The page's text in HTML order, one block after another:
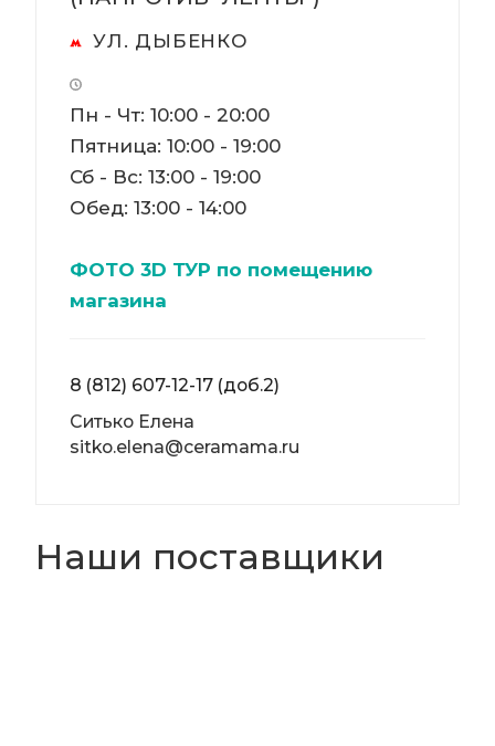
УЛ. ДЫБЕНКО
Пн - Чт: 10:00 - 20:00
Пятница: 10:00 - 19:00
Сб - Вс: 13:00 - 19:00
Обед: 13:00 - 14:00
ФОТО 3D ТУР по помещению
магазина
8 (812) 607-12-17 (доб.2)
Ситько Елена
sitko.elena@ceramama.ru
Наши поставщики